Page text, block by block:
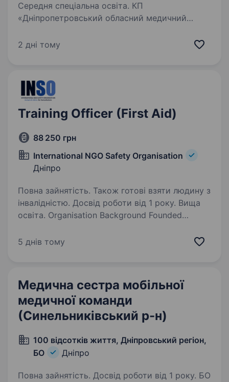
Середня спеціальна освіта. КП
«Дніпропетровський обласний медичний
запрошує на роботу медичних сестер для
(чергування у стааціонарних…
2 дні тому
Training Officer (First Aid)
88 250 грн
International NGO Safety Organisation
Дніпро
Повна зайнятість. Також готові взяти людину з
інвалідністю. Досвід роботи від 1 року. Вища
освіта. Organisation Background Founded
Organisation (INSO) supports humanitarian aid
5 днів тому
Медична сестра мобільної
медичної команди
(Синельниківський р-н)
100 відсотків життя, Дніпровський регіон,
БО
Дніпро
Повна зайнятість. Досвід роботи від 1 року. БО